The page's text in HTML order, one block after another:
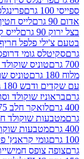
פרינגלס סין ברביקיו
לייס חטיף צ'יפס סטייק
לייס קרקר עוגת ירקות
חריף 90 גרם
דרופס פירות 50 גרם
שוקולד חלב 180 גרם
טוניס שוקולד חלב עם
180 גרם
וסוכריות 200 גרם
חלב 175 גרם
חלב לובקה 400 גרם
שוקולד מריר 55% לובקה 400 גרם
קראנץ' פיצה 100 גרם
חמישיית משרוקית 75 גרם